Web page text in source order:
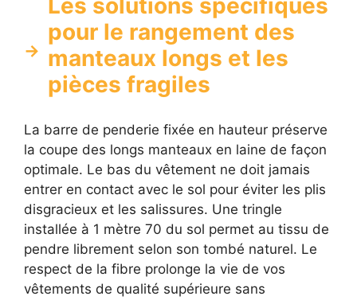
Les solutions spécifiques
pour le rangement des
manteaux longs et les
pièces fragiles
La barre de penderie fixée en hauteur préserve
la coupe des longs manteaux en laine de façon
optimale. Le bas du vêtement ne doit jamais
entrer en contact avec le sol pour éviter les plis
disgracieux et les salissures. Une tringle
installée à 1 mètre 70 du sol permet au tissu de
pendre librement selon son tombé naturel. Le
respect de la fibre prolonge la vie de vos
vêtements de qualité supérieure sans